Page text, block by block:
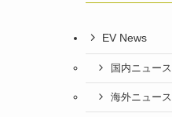
EV News
国内ニュース
海外ニュース